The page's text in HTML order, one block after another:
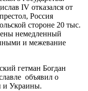
IV отказался от
Россия
стороне 20 тыс.
немедленный
и межевание
гетман Богдан
объявил о
и Украины.